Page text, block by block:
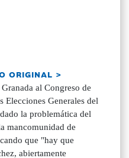
ORIGINAL >
al Congreso de
Elecciones Generales del
la problemática del
mancomunidad de
que "hay que
abiertamente